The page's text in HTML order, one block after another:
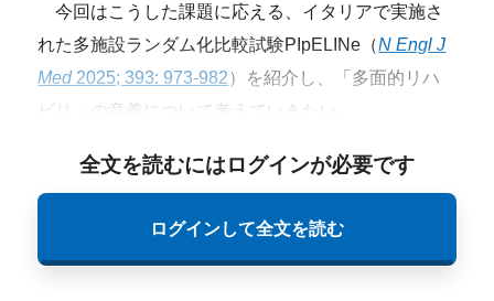
今回はこうした課題に応える、イタリアで実施さ
れた多施設ランダム化比較試験PIpELINe（N Engl J
Med 2025; 393: 973-982）を紹介し、「多面的リハ
ビリ」の意義について考えていきたい。
全文を読むにはログインが必要です
ログインして全文を読む